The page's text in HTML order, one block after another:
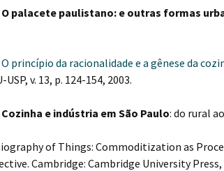
O palacete paulistano: e outras formas
O princípio da racionalidade e a gênese da
v. 13, p. 124-154, 2003.
Cozinha e indústria em São Paulo: do rural
of Things: Commoditization as
Cambridge: Cambridge University Press,